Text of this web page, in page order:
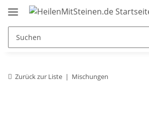
Zurück zur Liste Mischungen